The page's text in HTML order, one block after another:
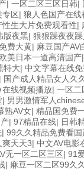
| 一区二区三区日韩|
专区| 狼人色国产在线
性生大片免费观看性|
版夜黑| 狠狠躁夜夜
费大黄| 麻豆国产AV
欧美日本一道高清国产
特大| 中文字幕在线
| 国产成人精品女人久
线视频播放| 一区二
| 男男激情军人
熟AV女| 精品国免费
| 97精品在线| 日韩
| 99久久精品免费看
爽天天3| 中文AV电影
无一区二区三区| 91
| 麻豆一区二区99久